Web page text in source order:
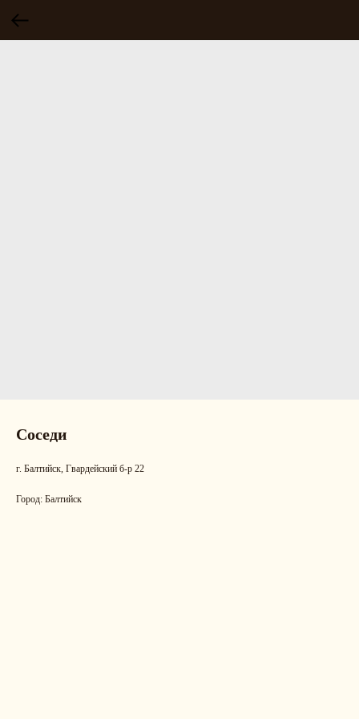
Соседи
г. Балтийск, Гвардейский б-р 22
Город: Балтийск